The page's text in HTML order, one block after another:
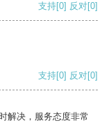
支持[0] 反对[0]
支持[0] 反对[0]
解决，服务态度非常